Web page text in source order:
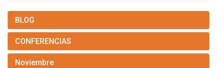
BLOG
CONFERENCIAS
Noviembre